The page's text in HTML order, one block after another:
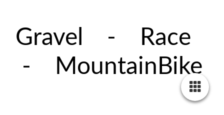
Gravel - Race
- MountainBike